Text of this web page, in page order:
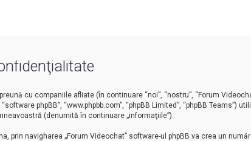
cu companiile afliate (în continuare “noi”, “nostru”, “Forum
phpBB”, “www.phpbb.com”, “phpBB Limited”, “phpBB Teams”)
(denumită în continuare „informaţiile”).
prin navigharea „Forum Videochat” software-ul phpBB va crea un